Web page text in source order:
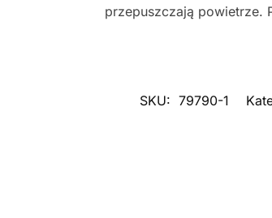
przepuszczają powietrze.
SKU: 79790-1